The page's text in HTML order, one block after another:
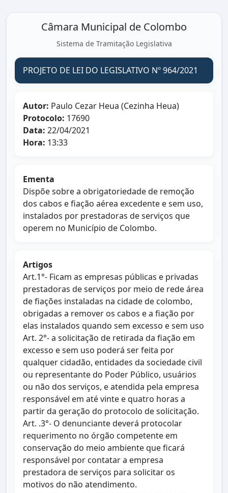
Câmara Municipal de Colombo
Sistema de Tramitação Legislativa
PROJETO DE LEI DO LEGISLATIVO Nº 964/2021
Autor: Paulo Cezar Heua (Cezinha Heua)
Protocolo: 17690
Data: 22/04/2021
Hora: 13:33
Ementa
Dispõe sobre a obrigatoriedade de remoção
dos cabos e fiação aérea excedente e sem uso,
instalados por prestadoras de serviços que
operem no Município de Colombo.
Artigos
Art.1°- Ficam as empresas públicas e privadas
prestadoras de serviços por meio de rede área
de fiações instaladas na cidade de colombo,
obrigadas a remover os cabos e a fiação por
elas instalados quando sem excesso e sem uso
Art. 2°- a solicitação de retirada da fiação em
excesso e sem uso poderá ser feita por
qualquer cidadão, entidades da sociedade civil
ou representante do Poder Público, usuários
ou não dos serviços, e atendida pela empresa
responsável em até vinte e quatro horas a
partir da geração do protocolo de solicitação.
Art. .3°- O denunciante deverá protocolar
requerimento no órgão competente em
conservação do meio ambiente que ficará
responsável por contatar a empresa
prestadora de serviços para solicitar os
motivos do não atendimento.